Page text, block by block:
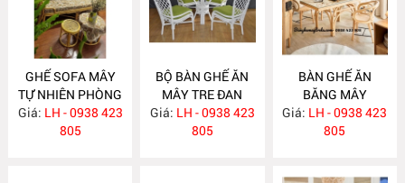
GHẾ SOFA MÂY
TỰ NHIÊN PHÒNG
KHÁCH MA795
Giá: LH - 0938 423
805
BỘ BÀN GHẾ ĂN
MÂY TRE ĐAN
MA784
Giá: LH - 0938 423
805
BÀN GHẾ ĂN
BĂNG MÂY
MA783
Giá: LH - 0938 423
805